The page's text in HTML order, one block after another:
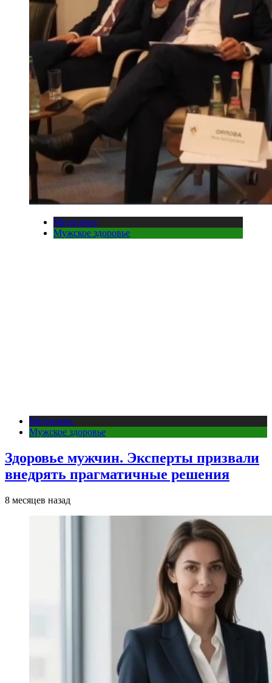
Медицина
Мужское здоровье
Медицина
Мужское здоровье
Здоровье мужчин. Эксперты призвали
внедрять прагматичные решения
8 месяцев назад